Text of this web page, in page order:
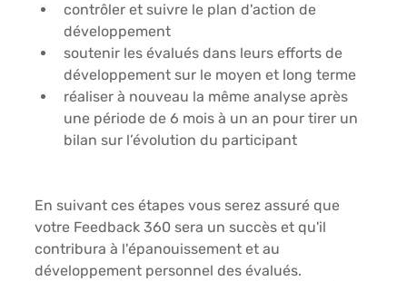
contrôler et suivre le plan d'action de
développement
soutenir les évalués dans leurs efforts de
développement sur le moyen et long terme
réaliser à nouveau la même analyse après
une période de 6 mois à un an pour tirer un
bilan sur l’évolution du participant
En suivant ces étapes vous serez assuré que
votre Feedback 360 sera un succès et qu'il
contribura à l'épanouissement et au
développement personnel des évalués.